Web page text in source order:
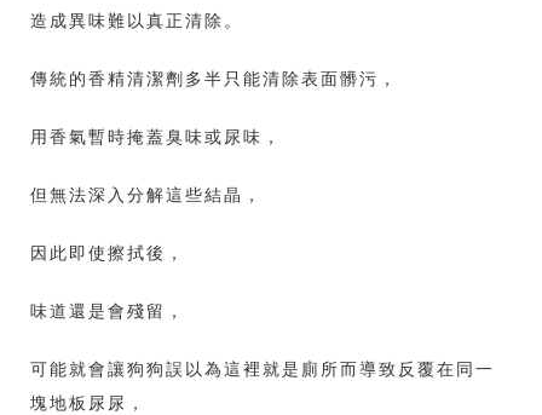
造成異味難以真正清除。
傳統的香精清潔劑多半只能清除表面髒污，
用香氣暫時掩蓋臭味或尿味，
但無法深入分解這些結晶，
因此即使擦拭後，
味道還是會殘留，
可能就會讓狗狗誤以為這裡就是廁所而導致反覆在同一
塊地板尿尿，